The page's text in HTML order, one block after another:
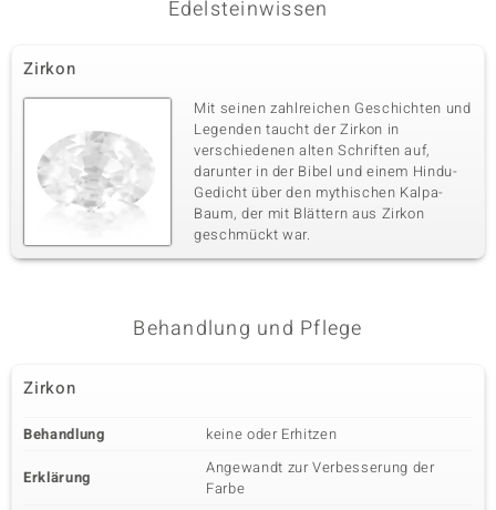
Edelsteinwissen
Zirkon
Mit seinen zahlreichen Geschichten und
Legenden taucht der Zirkon in
verschiedenen alten Schriften auf,
darunter in der Bibel und einem Hindu-
Gedicht über den mythischen Kalpa-
Baum, der mit Blättern aus Zirkon
geschmückt war.
Behandlung und Pflege
Zirkon
Behandlung keine oder Erhitzen
Erklärung
Angewandt zur Verbesserung der
Farbe